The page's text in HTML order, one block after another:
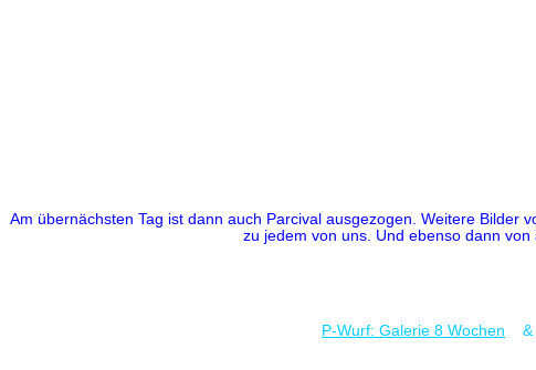
Am übernächsten Tag ist dann auch Parcival ausgezogen. Weitere Bilder
zu jedem von uns. Und ebenso dann
P-Wurf: Galerie 8 Wochen